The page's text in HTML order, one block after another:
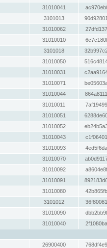
31010041
3101013
31010062
31010010
3101018
31010050
31010031
31010071
31010044
31010011
31010051
31010052
31010043
31010093
31010070
31010092
31010091
31010080
3101012
31010090
31010040
26900400